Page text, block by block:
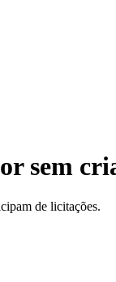
sem
de licitações.